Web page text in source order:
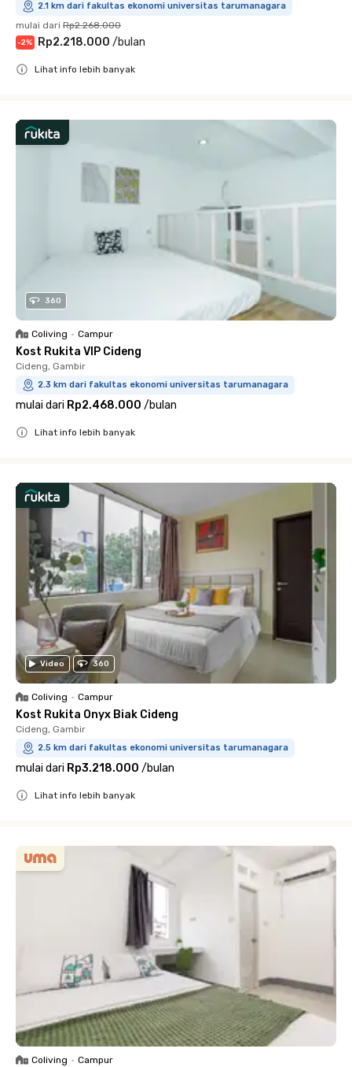
2.1 km dari fakultas ekonomi universitas tarumanagara
mulai dari Rp2.268.000
-2% Rp2.218.000 /bulan
Lihat info lebih banyak
360
Coliving • Campur
Kost Rukita VIP Cideng
Cideng, Gambir
2.3 km dari fakultas ekonomi universitas tarumanagara
mulai dari Rp2.468.000 /bulan
Lihat info lebih banyak
Video 360
Coliving • Campur
Kost Rukita Onyx Biak Cideng
Cideng, Gambir
2.5 km dari fakultas ekonomi universitas tarumanagara
mulai dari Rp3.218.000 /bulan
Lihat info lebih banyak
Coliving • Campur